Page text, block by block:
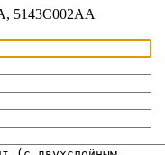
5143C002AA